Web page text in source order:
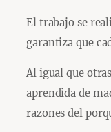
El trabajo se
garantiza que
Al igual que
aprendida de
razones del